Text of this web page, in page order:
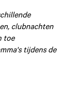
clubnachten
toe
tijdens de